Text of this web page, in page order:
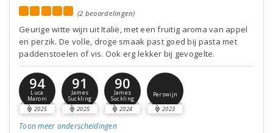
(2 beoordelingen)
Geurige witte wijn uit Italië, met een fruitig aroma van appel
en perzik. De volle, droge smaak past goed bij pasta met
paddenstoelen of vis. Ook erg lekker bij gevogelte.
94
Luca
Maroni
2025
91
James
Suckling
2025
90
James
Suckling
2024
Perswijn
2023
Toon meer onderscheidingen